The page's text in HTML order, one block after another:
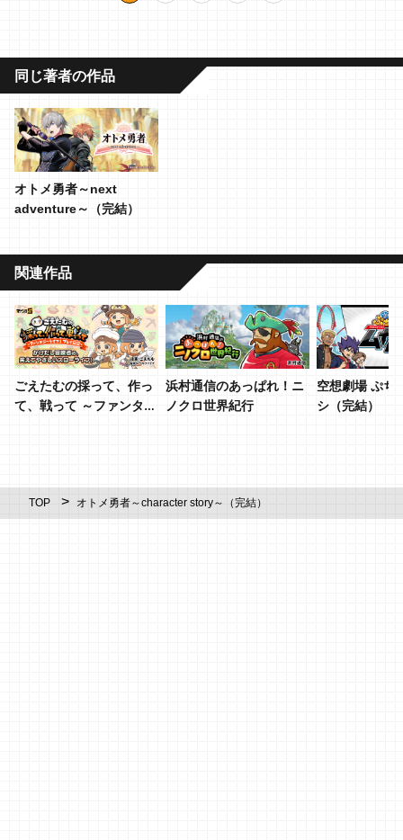
同じ著者の作品
オトメ勇者～next
adventure～（完結）
関連作品
ごえたむの採って、作っ
て、戦って ～ファンタジ
浜村通信のあっぱれ！ニ
ノクロ世界紀行
空想劇場 ぷち
シ（完結）
TOP オトメ勇者～character story～（完結）